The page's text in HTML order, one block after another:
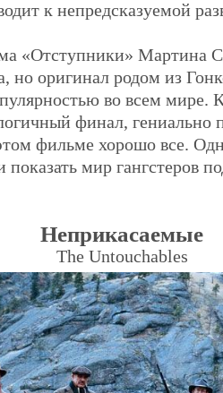
к непредсказуемой
«Отступники» Мартина
но оригинал родом из
во всем мире.
финал, гениально
фильме хорошо все.
показать мир гангстеров
Неприкасаемые
The Untouchables